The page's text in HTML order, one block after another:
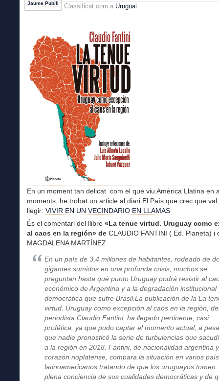
Jaume Pubill Classificat com a Uruguai
En un moment tan delicat com el que viu Amèrica Llatina en
moments, he trobat un article al diari El País que crec que val
llegir: VIVIR EN UN VECINDARIO EN LLAMAS
És el comentari del llibre «La tenue virtud. Uruguay como
al caos en la región» de CLAUDIO FANTINI ( Ed. Planeta) i
MAGDALENA MARTÍNEZ
En un país de 3,4 millones de habitantes, rodeado de
gigantes sumidos en una profunda crisis, muchos se
preguntan hasta qué punto Uruguay podrá resistir al
económico de Argentina y a la degradación institucional
democrática que sufre Brasil.La publicación de la La
virtud. Uruguay como excepción al caos en la región,
periodista Claudio Fantini, ha llegado pertinente, casi
profética, ya que pudo captar el momento actual, a
que nadie pronosticó la serie de turbulencias que
a la región en 2018. Fantini, de nacionalidad argentina y
corazón rioplatense, compara la situación en varios
latinoamericanos tratando de que los uruguayos tomen
plena conciencia de sus cualidades democráticas y de